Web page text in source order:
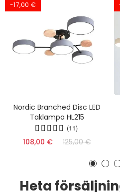
-17,00 €
Nordic Branched Disc LED
Taklampa HL215
(11)
108,00 € 125,00 €
Heta